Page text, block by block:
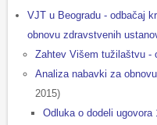
VJT u Beogradu - odbačaj
obnovu zdravstvenih
Zahtev Višem tužilaštvu -
Analiza nabavki za
2015)
Odluka o dodeli ugovora